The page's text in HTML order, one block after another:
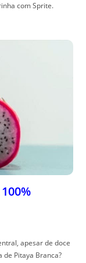
com Sprite.
apesar de doce
de Pitaya Branca?